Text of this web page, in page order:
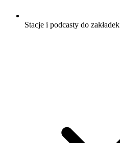
Stacje i podcasty do zakładek